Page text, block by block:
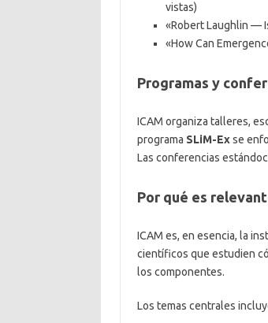
vistas)
«Robert Laughlin —
«How Can
Programas y
ICAM organiza talleres,
programa SLiM-Exse
Las conferencias
Por qué es
ICAM es, en esencia, la
científicos que estudien
los componentes.
Los temas centrales